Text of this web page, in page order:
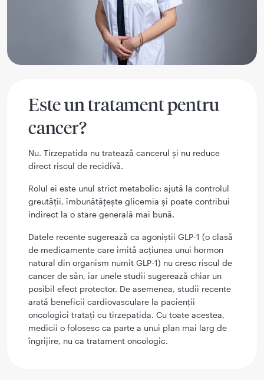
Este un tratament pentru
cancer?
Nu. Tirzepatida nu tratează cancerul și nu reduce
direct riscul de recidivă.
Rolul ei este unul strict metabolic: ajută la controlul
greutății, îmbunătățește glicemia și poate contribui
indirect la o stare generală mai bună.
Datele recente sugerează ca agoniștii GLP-1 (o clasă
de medicamente care imită acțiunea unui hormon
natural din organism numit GLP-1) nu cresc riscul de
cancer de sân, iar unele studii sugerează chiar un
posibil efect protector. De asemenea, studii recente
arată beneficii cardiovasculare la pacienții
oncologici tratați cu tirzepatida. Cu toate acestea,
medicii o folosesc ca parte a unui plan mai larg de
îngrijire, nu ca tratament oncologic.